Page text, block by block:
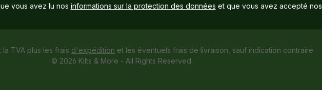
vous avez lu nos informations sur la protection des données et que vous avez accepté nos
TVA plus les frais d'expédition et les éventuels frais de livraison, sauf indication contraire.
© 2026 Kilts & More - All Rights Reserved.